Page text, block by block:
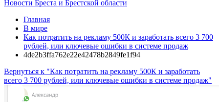
Новости Бреста и Брестской области
Главная
В мире
Как потратить на рекламу 500К и заработать всего 3 700
рублей, или ключевые ошибки в системе продаж
4de2b3ffa762e22e42478b2849fe1f94
Вернуться к "Как потратить на рекламу 500К и заработать
всего 3 700 рублей, или ключевые ошибки в системе продаж"